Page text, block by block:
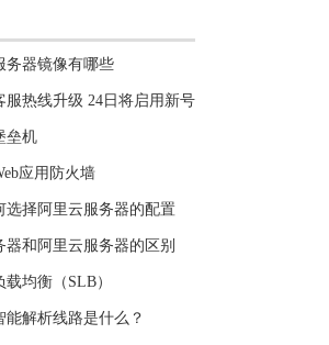
务器镜像有哪些
服热线升级 24日将启用新号
垒机
应用防火墙
选择阿里云服务器的配置
器和阿里云服务器的区别
载均衡（SLB）
能解析线路是什么？